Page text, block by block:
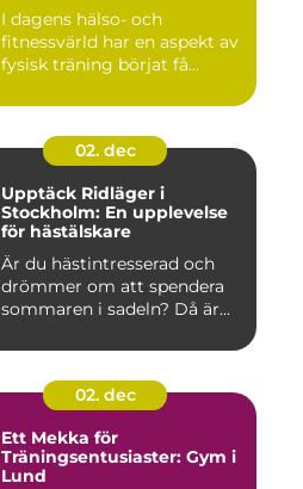
I dagens hälso- och
fitnessvärld har en aspekt av
fysisk träning börjat få...
02. dec
Upptäck Ridläger i
Stockholm: En upplevelse
för hästälskare
Är du hästintresserad och
drömmer om att spendera
sommaren i sadeln? Då är...
02. dec
Ett Mekka för
Träningsentusiaster: Gym i
Lund